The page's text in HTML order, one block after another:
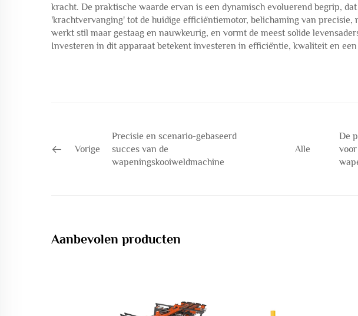
kracht. De praktische waarde ervan is een dynamisch evoluerend begrip,
'krachtvervanging' tot de huidige efficiëntiemotor, belichaming van precisie,
werkt stil maar gestaag en nauwkeurig, en vormt de meest solide
Investeren in dit apparaat betekent investeren in efficiëntie, kwaliteit en
Vorige
Precisie en scenario-gebaseerd
succes van de
wapeningskooiweldmachine
Alle
De
Aanbevolen producten